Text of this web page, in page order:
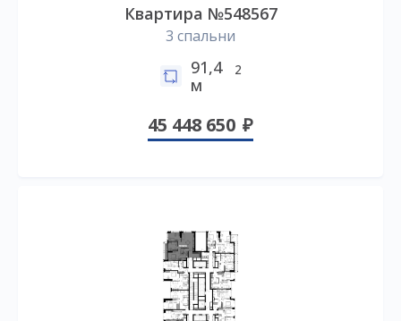
Квартира №548567
3 спальни
91,4
м
2
45 448 650